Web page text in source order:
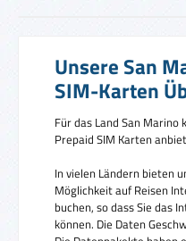
Unsere San
SIM-Karten
Für das Land San
Prepaid SIM Karten
In vielen Ländern bieten
Möglichkeit auf Reisen
buchen, so dass Sie das
können. Die Daten